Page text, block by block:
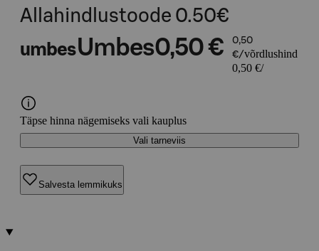
Allahindlustoode 0.50€
umbesUmbes0,50 €
0,50
€/võrdlushind
0,50 €/
Täpse hinna nägemiseks vali kauplus
Vali tarneviis
Salvesta lemmikuks